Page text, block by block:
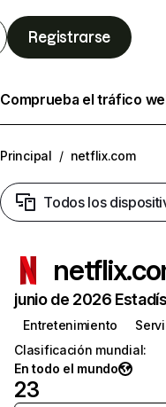
Registrarse
Comprueba el tráfico
Principal / netflix.com
Todos los
junio de 2026
Entretenimiento
Clasificación mundial:
En todo el mundo
23